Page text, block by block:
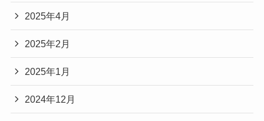
2025年4月
2025年2月
2025年1月
2024年12月